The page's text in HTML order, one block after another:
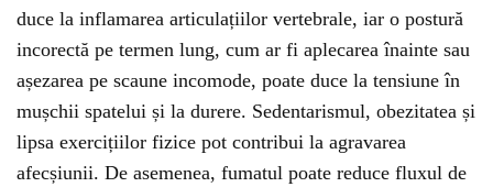
duce la inflamarea articulațiilor vertebrale, iar o postură
incorectă pe termen lung, cum ar fi aplecarea înainte sau
așezarea pe scaune incomode, poate duce la tensiune în
mușchii spatelui și la durere. Sedentarismul, obezitatea și
lipsa exercițiilor fizice pot contribui la agravarea
afecșiunii. De asemenea, fumatul poate reduce fluxul de